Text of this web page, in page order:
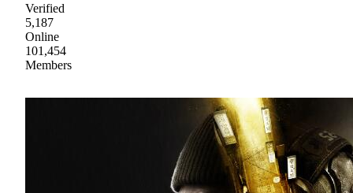
Verified
5,187
Online
101,454
Members